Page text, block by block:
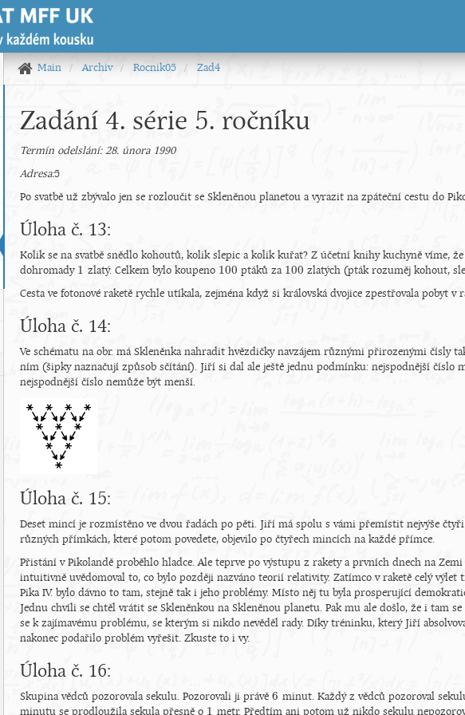
Main Archiv Rocnik05 Zad4
Zadání 4. série 5. ročníku
Termín odelslání: 28. února 1990
Adresa:5
Po svatbě už zbývalo jen se rozloučit se Skleněnou planetou a vyrazit na zpáteční cestu do
Úloha č. 13:
Kolik se na svatbě snědlo kohoutů, kolik slepic a kolik kuřat? Z účetní knihy kuchyně víme,
dohromady 1
1 zlatý. Celkem bylo koupeno 100
100 ptáků za 100
100 zlatých (pták rozuměj kohout,
Cesta ve fotonové raketě rychle utíkala, zejména když si královská dvojice zpestřovala pobyt v
Úloha č. 14:
Ve schématu na obr. má Skleněnka nahradit hvězdičky navzájem různými přirozenými čísly
ním (šipky naznačují způsob sčítání). Jiří si dal ale ještě jednu podmínku: nejspodnější číslo
nejspodnější číslo nemůže být menší.
Úloha č. 15:
Deset mincí je rozmístěno ve dvou řadách po pěti. Jiří má spolu s vámi přemístit nejvýše
různých přímkách, které potom povedete, objevilo po čtyřech mincích na každé přímce.
Přistání v Pikolandě proběhlo hladce. Ale teprve po výstupu z rakety a prvních dnech na
intuitivně uvědomoval to, co bylo později nazváno teorií relativity. Zatímco v raketě celý
Pika IV. bylo dávno to tam, stejně tak i jeho problémy. Místo něj tu byla prosperující
Jednu chvíli se chtěl vrátit se Skleněnkou na Skleněnou planetu. Pak mu ale došlo, že i tam
se k zajímavému problému, se kterým si nikdo nevěděl rady. Díky tréninku, který Jiří
nakonec podařilo problém vyřešit. Zkuste to i vy.
Úloha č. 16:
Skupina vědců pozorovala sekulu. Pozorovali ji právě 6
6 minut. Každý z vědců pozoroval
minutu se prodloužila sekula přesně o 1 metr. Předtím ani potom už nikdo sekulu